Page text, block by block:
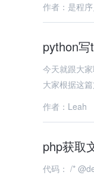
作者：是程
python
今天就跟大
大家根据这
作者：Leah
php获取